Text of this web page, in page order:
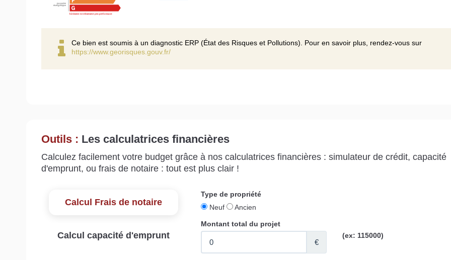
Ce bien est soumis à un diagnostic ERP (État des Risques et Pollutions). Pour en savoir plus, rendez-vous sur
https://www.georisques.gouv.fr/
Outils : Les calculatrices financières
Calculez facilement votre budget grâce à nos calculatrices financières : simulateur de crédit, capacité
d'emprunt, ou frais de notaire : tout est plus clair !
Calcul Frais de notaire
Calcul capacité d'emprunt